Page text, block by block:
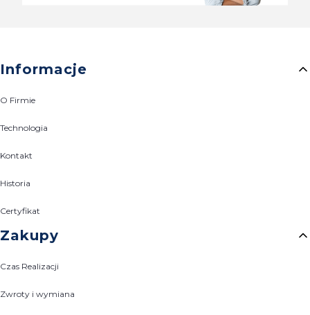
Linki w stopce
Informacje
O Firmie
Technologia
Kontakt
Historia
Certyfikat
Zakupy
Czas Realizacji
Zwroty i wymiana